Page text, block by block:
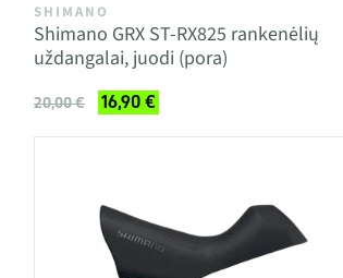
SHIMANO
Shimano GRX ST-RX825 rankenėlių
uždangalai, juodi (pora)
20,00 € 16,90 €